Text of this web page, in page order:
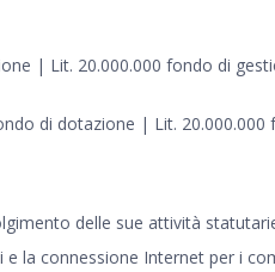
| Lit. 20.000.000 fondo di
di dotazione | Lit. 20.000.000
delle sue attività
la connessione Internet per i